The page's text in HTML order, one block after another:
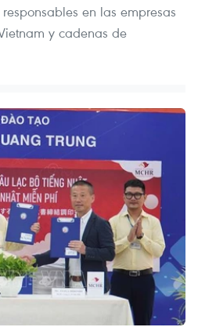
en las empresas
y cadenas de